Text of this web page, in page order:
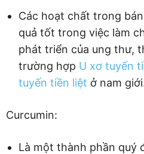
Các hoạt chất trong
quả tốt trong việc làm
phát triển của ung thư,
trường hợp U xơ tuyến
tuyến tiền liệt ở nam
Curcumin:
Là một thành phần quý